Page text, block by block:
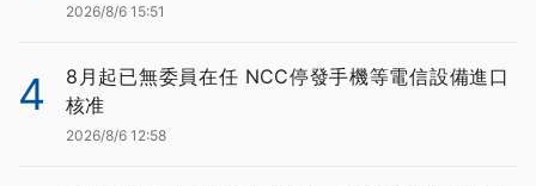
2026/8/6 15:51
4
8月起已無委員在任 NCC停發手機等電信設備進口
核准
2026/8/6 12:58